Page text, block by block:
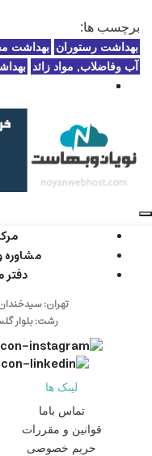
برچسب ها:
بهداشت رستوران بهداشت
آب وفاضلاب, مواد زائد
دفتر
تهران: سیدخندان،
رشت: بلوار گلسار، کوچه
لینک ها
تماس باما
قوانین و مقررات
حریم خصوصی